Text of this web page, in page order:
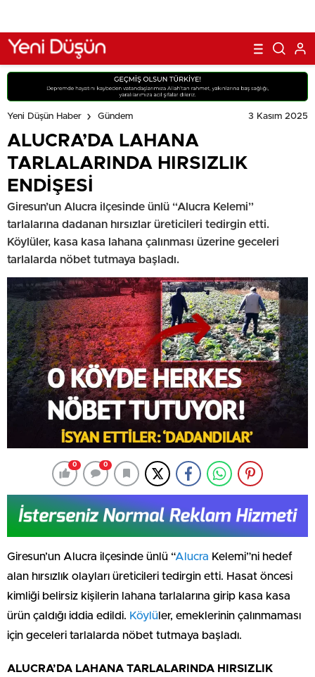
Yeni Düşün Haber Gündem 3 Kasım 2025
ALUCRA’DA LAHANA
TARLALARINDA HIRSIZLIK
ENDİŞESİ
Giresun’un Alucra ilçesinde ünlü “Alucra Kelemi”
tarlalarına dadanan hırsızlar üreticileri tedirgin etti.
Köylüler, kasa kasa lahana çalınması üzerine geceleri
tarlalarda nöbet tutmaya başladı.
0 0
Giresun’un Alucra ilçesinde ünlü “Alucra Kelemi”ni hedef
alan hırsızlık olayları üreticileri tedirgin etti. Hasat öncesi
kimliği belirsiz kişilerin lahana tarlalarına girip kasa kasa
ürün çaldığı iddia edildi. Köylü ler, emeklerinin çalınmaması
için geceleri tarlalarda nöbet tutmaya başladı.
ALUCRA’DA LAHANA TARLALARINDA HIRSIZLIK